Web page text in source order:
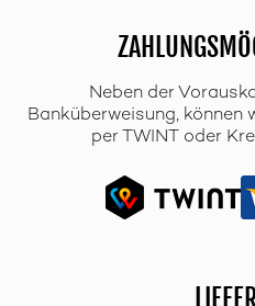
Neben der
Banküberweisung, können
per TWINT oder